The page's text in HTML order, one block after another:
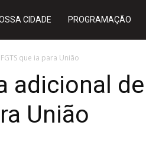
CIDADE PROGRAMAÇÃO
que ia para União
adicional de
União